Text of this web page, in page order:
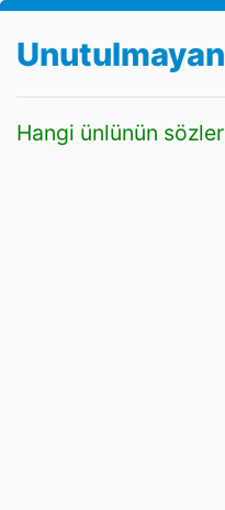
Hangi ünlünün